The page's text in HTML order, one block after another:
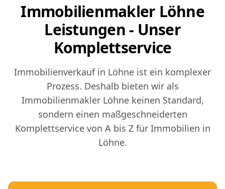
Immobilienmakler Löhne
Leistungen - Unser
Komplettservice
Immobilienverkauf in Löhne ist ein komplexer
Prozess. Deshalb bieten wir als
Immobilienmakler Löhne keinen Standard,
sondern einen maßgeschneiderten
Komplettservice von A bis Z für Immobilien in
Löhne.